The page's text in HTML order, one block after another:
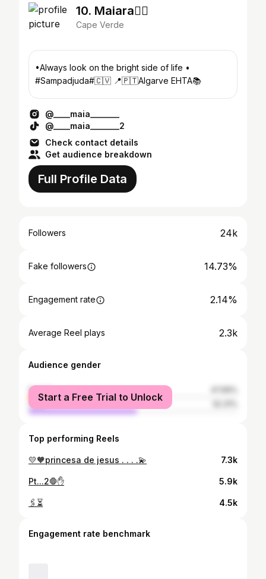
10. Maiara🏳️‍🌈
Cape Verde
•Always look on the bright side of life •
#Sampadjuda#🇨🇻 📍🇵🇹Algarve EHTA📚
@____maia_______
@____maia_______2
Check contact details
Get audience breakdown
Full Profile Data
Followers 24k
Fake followers 14.73%
Engagement rate 2.14%
Average Reel plays 2.3k
Audience gender
female
male
Start a Free Trial to Unlock
Top performing Reels
💛🧡princesa de jesus . . . .💫 7.3k
Pt...2🛑✋ 5.9k
🖇️⏳ 4.5k
Engagement rate benchmark